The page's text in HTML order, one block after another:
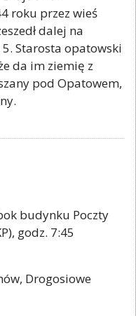
roku przez wieś
dalej na
Starosta opatowski
da im ziemię z
pod Opatowem,
budynku Poczty
godz. 7:45
Drogosiowe